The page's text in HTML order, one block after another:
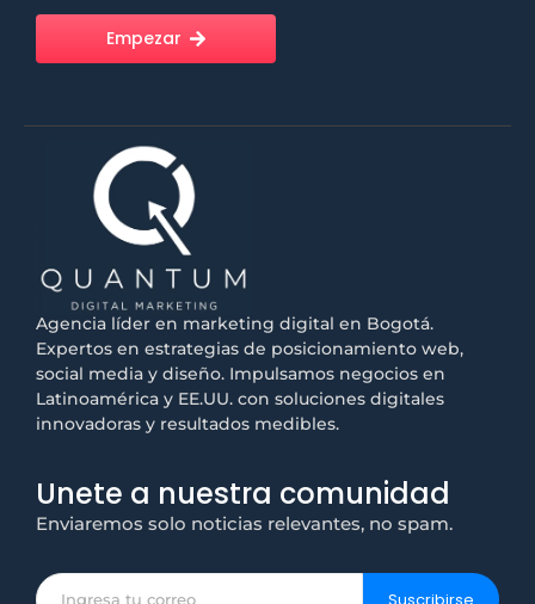
Empezar
Agencia líder en marketing digital en Bogotá.
Expertos en estrategias de posicionamiento web,
social media y diseño. Impulsamos negocios en
Latinoamérica y EE.UU. con soluciones digitales
innovadoras y resultados medibles.
Unete a nuestra comunidad
Enviaremos solo noticias relevantes, no spam.